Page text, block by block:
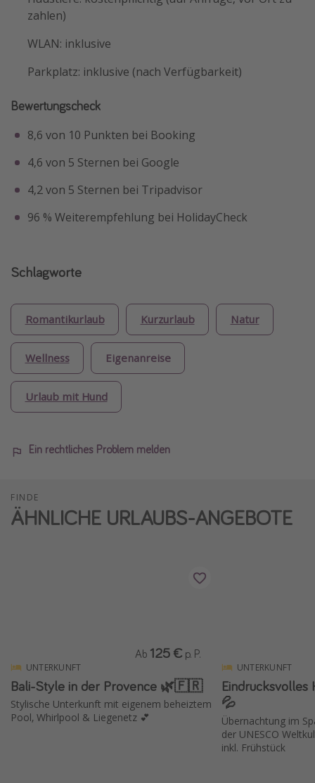
zahlen)
WLAN: inklusive
Parkplatz: inklusive (nach Verfügbarkeit)
Bewertungscheck
8,6 von 10 Punkten bei Booking
4,6 von 5 Sternen bei Google
4,2 von 5 Sternen bei Tripadvisor
96 % Weiterempfehlung bei HolidayCheck
Schlagworte
Romantikurlaub Kurzurlaub Natur
Wellness Eigenanreise
Urlaub mit Hund
Ein rechtliches Problem melden
FINDE
ÄHNLICHE URLAUBS-ANGEBOTE
UNTERKUNFT
Bali-Style in der Provence 🌿🇫🇷
Stylische Unterkunft mit eigenem beheiztem
Pool, Whirlpool & Liegenetz 💕
Ab 125 € p. P.
UNTERKUNFT
Eindrucksvolles
💦
Übernachtung im
der UNESCO
inkl. Frühstück